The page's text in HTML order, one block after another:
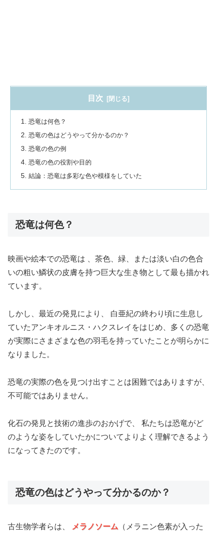
目次
恐竜は何色？
恐竜の色はどうやって分かるのか？
恐竜の色の例
恐竜の色の役割や目的
結論：恐竜は多彩な色や模様をしていた
恐竜は何色？
映画や絵本での恐竜は 、茶色、緑、または淡い白の色合
いの粗い鱗状の皮膚を持つ巨大な生き物として最も描かれ
ています。
しかし、最近の発見により、 白亜紀の終わり頃に生息し
ていたアンキオルニス・ハクスレイをはじめ、多くの恐竜
が実際にさまざまな色の羽毛を持っていたことが明らかに
なりました。
恐竜の実際の色を見つけ出すことは困難ではありますが、
不可能ではありません。
化石の発見と技術の進歩のおかげで、 私たちは恐竜がど
のような姿をしていたかについてよりよく理解できるよう
になってきたのです。
恐竜の色はどうやって分かるのか？
古生物学者らは、 メラノソーム （メラニン色素が入った